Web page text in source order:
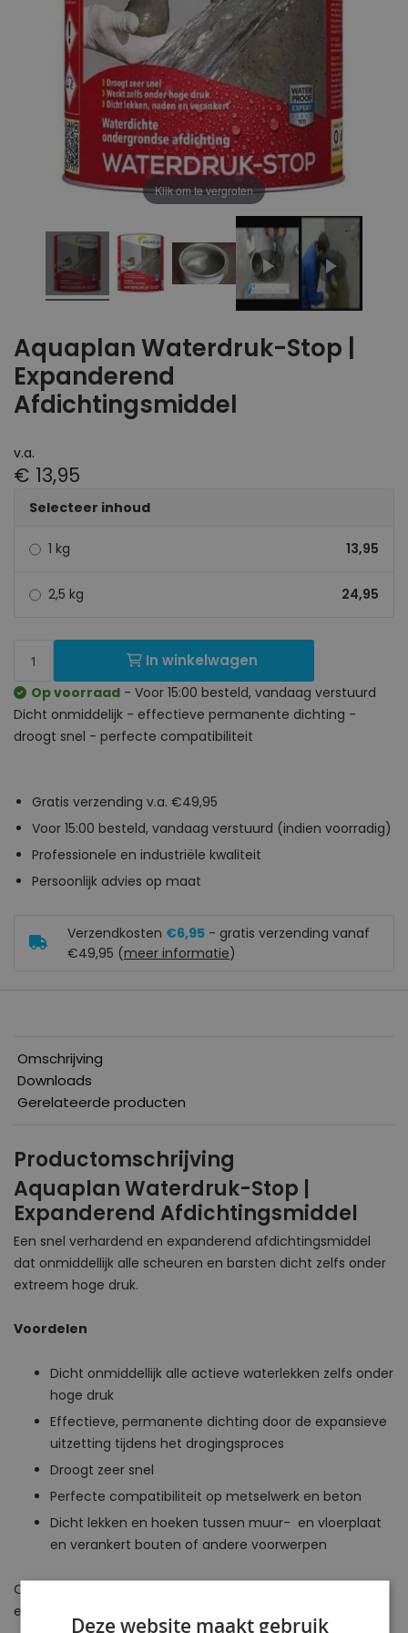
Aquaplan Waterdruk-Stop |
Expanderend
Afdichtingsmiddel
v.a.
€ 13,95
Op voorraad - Voor 15:00 besteld, vandaag verstuurd
Dicht onmiddelijk - effectieve permanente dichting -
droogt snel - perfecte compatibiliteit
Selecteer inhoud
1 kg 13,95
2,5 kg 24,95
In winkelwagen
Gratis verzending v.a. €49,95
Voor 15:00 besteld, vandaag verstuurd (indien voorradig)
Professionele en industriële kwaliteit
Persoonlijk advies op maat
Verzendkosten €6,95 - gratis verzending vanaf
€49,95 (meer informatie)
Klik om te vergroten
Omschrijving
Downloads
Gerelateerde producten
Productomschrijving
Aquaplan Waterdruk-Stop |
Expanderend Afdichtingsmiddel
Een snel verhardend en expanderend afdichtingsmiddel
dat onmiddellijk alle scheuren en barsten dicht zelfs onder
extreem hoge druk.
Voordelen
Dicht onmiddellijk alle actieve waterlekken zelfs onder
hoge druk
Effectieve, permanente dichting door de expansieve
uitzetting tijdens het drogingsproces
Droogt zeer snel
Perfecte compatibiliteit op metselwerk en beton
Dicht lekken en hoeken tussen muur- en vloerplaat
en verankert bouten of andere voorwerpen
Op zoek naar
een ruim assortiment.
Deze website maakt gebruik